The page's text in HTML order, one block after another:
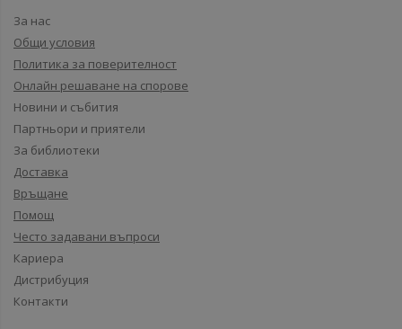
За нас
Общи условия
Политика за поверителност
Онлайн решаване на спорове
Новини и събития
Партньори и приятели
За библиотеки
Доставка
Връщане
Помощ
Често задавани въпроси
Кариера
Дистрибуция
Контакти